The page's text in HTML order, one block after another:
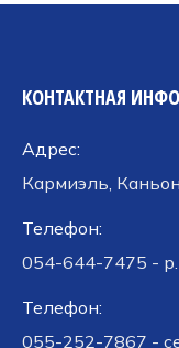
КОНТАКТНАЯ
Адрес:
Кармиэль,
Телефон:
054-644-7475 -
Телефон:
055-252-7867 -